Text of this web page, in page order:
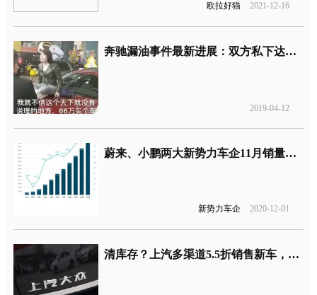
欧拉好猫 2021-12-16
奔驰漏油事件最新进展：双方私下达成和解，工商已介入调查
2019-04-12
蔚来、小鹏两大新势力车企11月销量创新高
新势力车企 2020-12-01
清库存？上汽多渠道5.5折销售新车，大众别克特价处理